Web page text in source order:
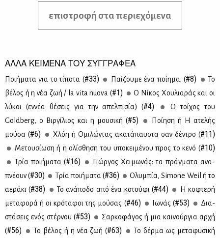
επιστροφή στα περιεχόμενα
ΑΛΛΑ ΚΕΙΜΕΝΑ ΤΟΥ ΣΥΓΓΡΑΦΕΑ
Ποι­ή­μα­τα για το τί­πο­τα (#33) Παί­ζου­με ένα ποί­η­μα; (#8)
Το
βέ­λος ή η νέα ζωή / la vita nuova (#1)
Ο Νί­κος Χου­λια­ράς και οι
λύ­κοι (εν­νέα θέ­σεις για την απελ­πι­σία) (#4)
Ο τοί­χος του
Goldberg, ο Βιρ­γί­λιος και η μου­σι­κή (#5)
Ποί­η­ση ή Η ατε­λής
μού­σα (#6) Χλόη ή Ομι­λώ­ντας ακα­τά­παυ­στα σαν δέ­ντρο (#11)
Με­του­σί­ω­ση ή η ολί­σθη­ση του υπο­κει­μέ­νου προς το κε­νό (#10)
Τρία ποι­ή­μα­τα (#16)
Γιώρ­γος Χει­μω­νάς: τα πράγ­μα­τα ανα­
πνέ­ουν (#30) Τρία ποι­ή­μα­τα (#36)
Ολυ­μπία, Simone Weil ή το
αε­ρά­κι (#38) Το ανά­πο­δο από ένα κο­τσύ­φι (#44)
Η κο­φτε­ρή
με­τα­φο­ρά ή οι κρό­τα­φοι της μού­σας (#46) Ιω­νάς (#53)
Δια­
στά­σεις ενός στέρ­νου (#53)
Σαρ­κο­φά­γος ή μια και­νούρ­για αρ­χή
(#56) Το βέ­λος ή η νέα ζωή (#63)
Το δέρ­μα ως με­τα­φυ­σι­κή